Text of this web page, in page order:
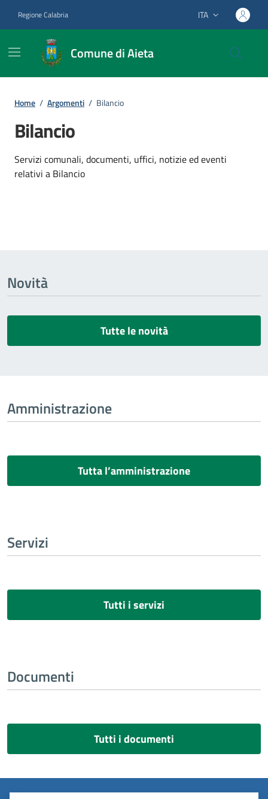
Regione Calabria Lingua attiva:
ITA
Comune di Aieta
Home / Argomenti / Bilancio
Bilancio
Dettagli dell'argomento
Servizi comunali, documenti, uffici, notizie ed eventi
relativi a Bilancio
Novità
Tutte le novità
Amministrazione
Tutta l’amministrazione
Servizi
Tutti i servizi
Documenti
Tutti i documenti